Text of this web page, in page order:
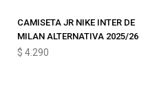
CAMISETA JR NIKE INTER DE
MILAN ALTERNATIVA 2025/26
$ 4.290